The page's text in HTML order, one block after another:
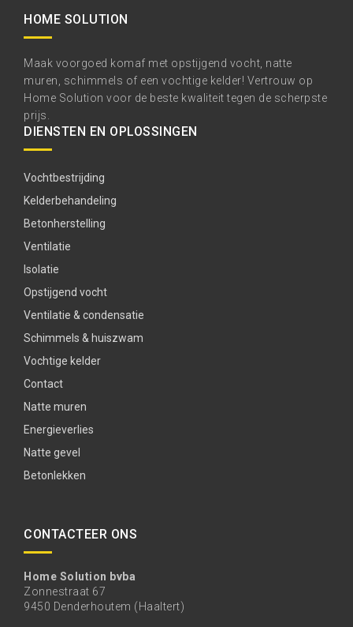
HOME SOLUTION
Maak voorgoed komaf met opstijgend vocht, natte
muren, schimmels of een vochtige kelder! Vertrouw op
Home Solution voor de beste kwaliteit tegen de scherpste
prijs.
DIENSTEN EN OPLOSSINGEN
Vochtbestrijding
Kelderbehandeling
Betonherstelling
Ventilatie
Isolatie
Opstijgend vocht
Ventilatie & condensatie
Schimmels & huiszwam
Vochtige kelder
Contact
Natte muren
Energieverlies
Natte gevel
Betonlekken
CONTACTEER ONS
Home Solution bvba
Zonnestraat 67
9450 Denderhoutem (Haaltert)